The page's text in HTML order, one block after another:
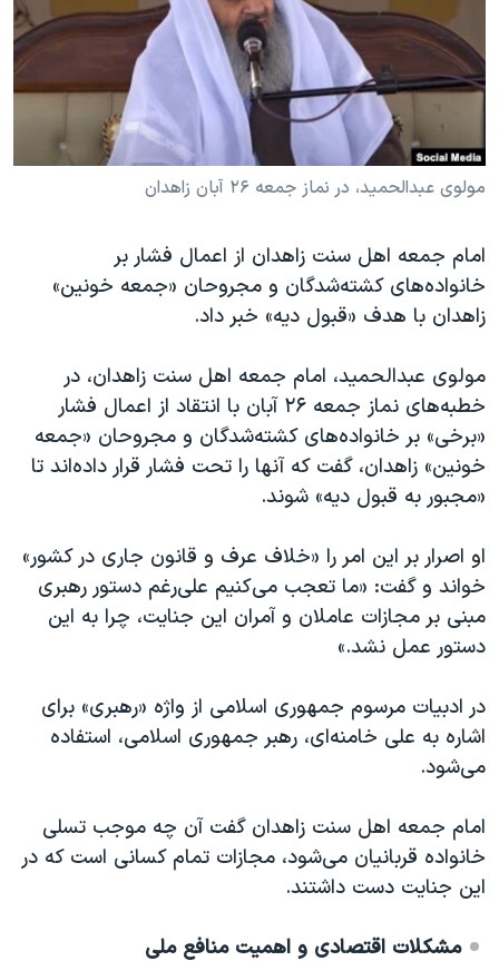
فرهنگ و زندگی
حقوق شهروندی
علم و فناوری
اسرائیل در جنگ
آرشیو پخش زنده
مستندها
انتخابات ریاست جمهوری آمریکا ۲۰۲۴
حمله جمهوری اسلامی به اسرائیل
رمز مهسا
ورزش زنان در ایران
مجموعه مستندهای دادخواهی
تریبونال مردمی آبان ۹۸
چهل سال گروگان‌گیری
قانون شفافیت دارائی کادر رهبری ایران
اعتراضات مردمی آبان ۹۸
اسرائیل در جنگ
همایش محافظه‌کاران آمریکا «سی‌پک»
صفحه‌های ویژه
سفر پرزیدنت ترامپ به چین
دنبال کنید
زبانهای مختلف
مولوی عبدالحمید، در نماز جمعه ۲۶ آبان زاهدان
امام جمعه اهل سنت زاهدان از اعمال فشار بر
خانواده‌های کشته‌شدگان و مجروحان «جمعه خونین»
زاهدان با هدف «قبول دیه» خبر داد.
مولوی عبدالحمید، امام جمعه اهل سنت زاهدان، در
خطبه‌های نماز جمعه ۲۶ آبان با انتقاد از اعمال فشار
«برخی» بر خانواده‌های کشته‌شدگان و مجروحان «جمعه
خونین» زاهدان، گفت که آنها را تحت فشار قرار داده‌اند تا
«مجبور به قبول دیه» شوند.
او اصرار بر این امر را «خلاف عرف و قانون جاری در کشور»
خواند و گفت: «ما تعجب می‌کنیم علی‌رغم دستور رهبری
مبنی بر مجازات عاملان و آمران این جنایت، چرا به این
دستور عمل نشد.»
در ادبیات مرسوم جمهوری اسلامی از واژه «رهبری» برای
اشاره به علی خامنه‌ای، رهبر جمهوری اسلامی،‌ استفاده
می‌شود.
امام جمعه اهل سنت زاهدان گفت آن چه موجب تسلی
خانواده قربانیان می‌شود، مجازات تمام کسانی است که در
این جنایت دست داشتند.
مشکلات اقتصادی و اهمیت منافع ملی